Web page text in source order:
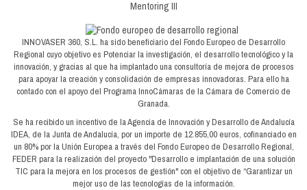
INNOVASER 360, S.L. ha sido beneficiario del Fondo Europeo de Desarrollo
Regional cuyo objetivo es Potenciar la investigación, el desarrollo tecnológico y la
innovación, y gracias al que ha implantado una consultoría de mejora de procesos
para apoyar la creación y consolidación de empresas innovadoras. Para ello ha
contado con el apoyo del Programa InnoCámaras de la Cámara de Comercio de
Granada.
Se ha recibido un incentivo de la Agencia de Innovación y Desarrollo de Andalucía
IDEA, de la Junta de Andalucía, por un importe de 12.855,00 euros, cofinanciado en
un 80% por la Unión Europea a través del Fondo Europeo de Desarrollo Regional,
FEDER para la realización del proyecto "Desarrollo e implantación de una solución
TIC para la mejora en los procesos de gestión" con el objetivo de “Garantizar un
mejor uso de las tecnologías de la información.